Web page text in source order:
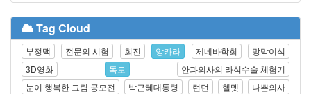
Tag Cloud
부정맥 전문의 시험 회진 앙카라 제네바학회
망막이식
3D영화
독도
안과의사의 라식수술 체험기
눈이 행복한 그림 공모전
박근혜대통령 런던 헬멧
나쁜의사